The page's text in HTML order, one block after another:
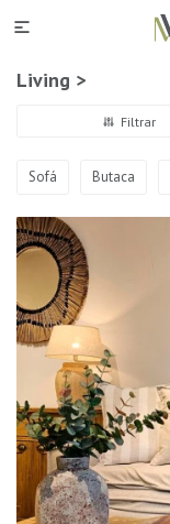

Living >
Sofá Butaca